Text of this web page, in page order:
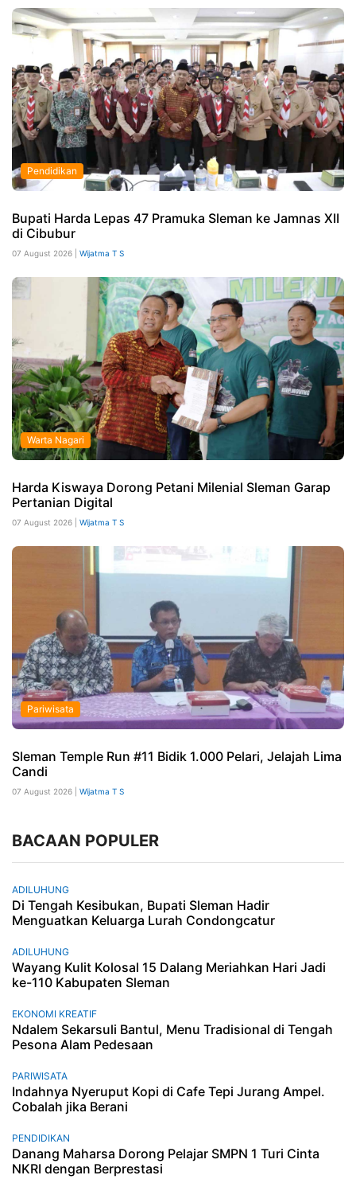
Pendidikan
Bupati Harda Lepas 47 Pramuka Sleman ke Jamnas XII
di Cibubur
07 August 2026 | Wijatma T S
Warta Nagari
Harda Kiswaya Dorong Petani Milenial Sleman Garap
Pertanian Digital
07 August 2026 | Wijatma T S
Pariwisata
Sleman Temple Run #11 Bidik 1.000 Pelari, Jelajah Lima
Candi
07 August 2026 | Wijatma T S
BACAAN POPULER
ADILUHUNG
Di Tengah Kesibukan, Bupati Sleman Hadir
Menguatkan Keluarga Lurah Condongcatur
ADILUHUNG
Wayang Kulit Kolosal 15 Dalang Meriahkan Hari Jadi
ke-110 Kabupaten Sleman
EKONOMI KREATIF
Ndalem Sekarsuli Bantul, Menu Tradisional di Tengah
Pesona Alam Pedesaan
PARIWISATA
Indahnya Nyeruput Kopi di Cafe Tepi Jurang Ampel.
Cobalah jika Berani
PENDIDIKAN
Danang Maharsa Dorong Pelajar SMPN 1 Turi Cinta
NKRI dengan Berprestasi